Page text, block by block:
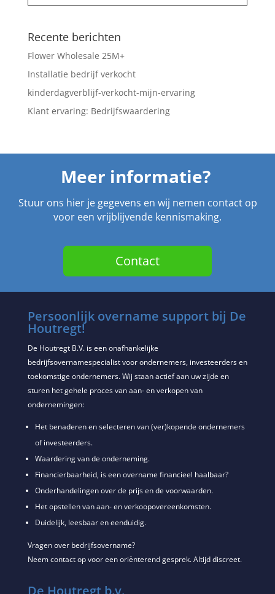
Recente berichten
Flower Wholesale 25M+
Installatie bedrijf verkocht
kinderdagverblijf-verkocht-mijn-ervaring
Klant ervaring: Bedrijfswaardering
Meer informatie?
Stuur ons hier je gegevens en wij nemen contact op
voor een vrijblijvende kennismaking.
Contact
Persoonlijk overname support bij De
Houtregt!
De Houtregt B.V. is een onafhankelijke
bedrijfsovernamespecialist voor ondernemers, investeerders en
toekomstige ondernemers. Wij staan actief aan uw zijde en
sturen het gehele proces van aan- en verkopen van
ondernemingen:
Het benaderen en selecteren van (ver)kopende ondernemers
of investeerders.
Waardering van de onderneming.
Financierbaarheid, is een overname financieel haalbaar?
Onderhandelingen over de prijs en de voorwaarden.
Het opstellen van aan- en verkoopovereenkomsten.
Duidelijk, leesbaar en eenduidig.
Vragen over bedrijfsovername?
Neem contact op voor een oriënterend gesprek. Altijd discreet.
De Houtregt b.v.